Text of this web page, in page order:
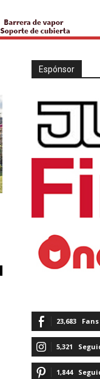
Espónsor
23,683 Fans
5,321
1,844